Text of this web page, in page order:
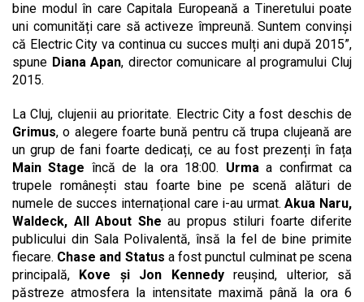
bine modul în care Capitala Europeană a Tineretului poate
uni comunități care să activeze împreună. Suntem convinși
că Electric City va continua cu succes mulți ani după 2015”,
spune Diana Apan, director comunicare al programului Cluj
2015.
La Cluj, clujenii au prioritate. Electric City a fost deschis de
Grimus, o alegere foarte bună pentru că trupa clujeană are
un grup de fani foarte dedicați, ce au fost prezenți în fața
Main Stage încă de la ora 18:00. Urmaa confirmat ca
trupele românești stau foarte bine pe scenă alături de
numele de succes internațional care i-au urmat.Akua Naru,
Waldeck, All About She au propus stiluri foarte diferite
publicului din Sala Polivalentă, însă la fel de bine primite
fiecare. Chase and Status a fost punctul culminat pe scena
principală, Kove și Jon Kennedyreușind, ulterior, să
păstreze atmosfera la intensitate maximă până la ora 6